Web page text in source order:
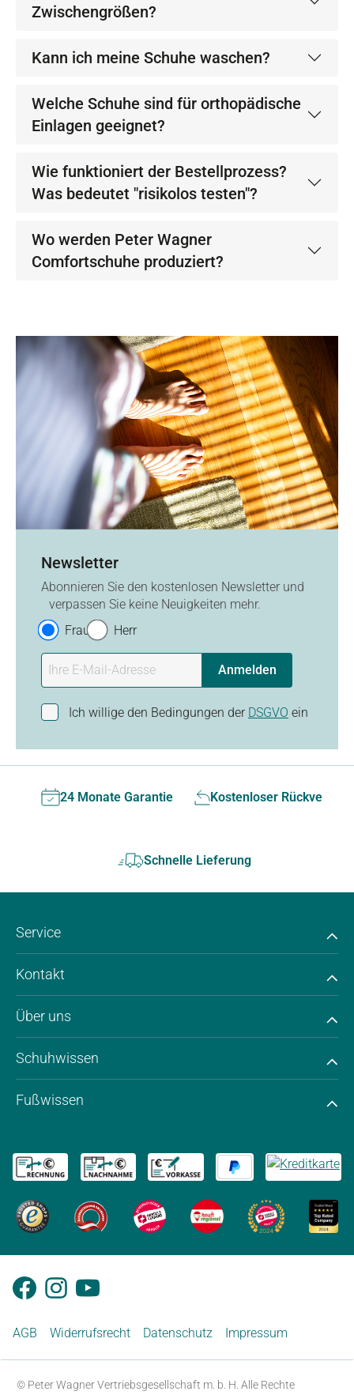
Zwischengrößen?
Kann ich meine Schuhe waschen?
Welche Schuhe sind für orthopädische
Einlagen geeignet?
Wie funktioniert der Bestellprozess?
Was bedeutet "risikolos testen"?
Wo werden Peter Wagner
Comfortschuhe produziert?
Newsletter
Abonnieren Sie den kostenlosen Newsletter und
verpassen Sie keine Neuigkeiten mehr.
Frau
Herr
Anmelden
Ich willige den Bedingungen der DSGVO ein
24 Monate Garantie Kostenloser Rückversand
Schnelle Lieferung
Service
Kontakt
Über uns
Schuhwissen
Fußwissen
AGB Widerrufsrecht Datenschutz Impressum
© Peter Wagner Vertriebsgesellschaft m. b. H. Alle Rechte